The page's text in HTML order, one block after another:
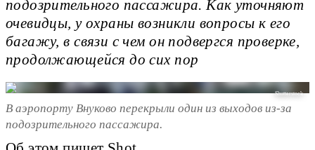
подозрительного пассажира. Как уточняют
очевидцы, у охраны возникли вопросы к его
багажу, в связи с чем он подвергся проверке,
продолжающейся до сих пор
Shutterstock
В аэропорту Внуково перекрыли один из выходов из-за
подозрительного пассажира.